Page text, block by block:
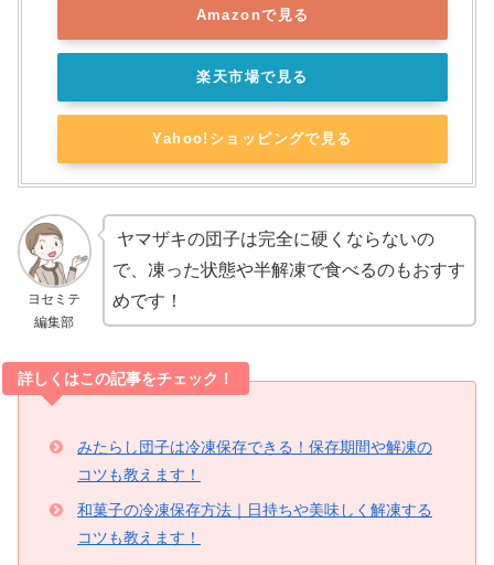
Amazonで見る
楽天市場で見る
Yahoo!ショッピングで見る
ヨセミテ
編集部
ヤマザキの団子は完全に硬くならないの
で、凍った状態や半解凍で食べるのもおすす
めです！
詳しくはこの記事をチェック！
みたらし団子は冷凍保存できる！保存期間や解凍の
コツも教えます！
和菓子の冷凍保存方法｜日持ちや美味しく解凍する
コツも教えます！